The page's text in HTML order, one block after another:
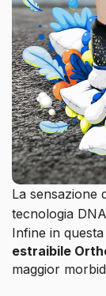
La sensazione
tecnologia
Infine in
estraibile
maggior